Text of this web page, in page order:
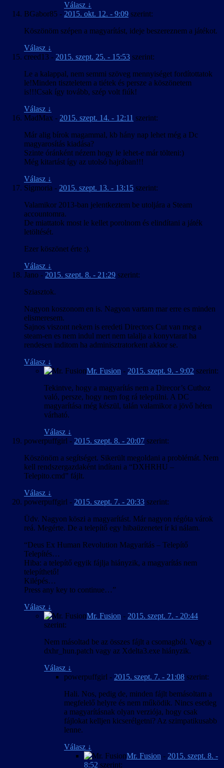
Válasz ↓
BGabor85 - 2015. okt. 12. - 9:09 szerint:
Köszönöm szépen a magyarítást, ideje beszereznem a játékot.
Válasz ↓
creed13 - 2015. szept. 25. - 15:53 szerint:
Le a kalappal, nem semmi szöveg mennyiséget fordítottatok
le!Minden tiszteletem a tiétek és persze a köszönetem
is!!!Csak így tovább, szép volt fiúk!
Válasz ↓
MadMax - 2015. szept. 14. - 12:11 szerint:
Már alig bírok magammal, kb hány nap lehet még a Dc
magyarosítás kiadása?
Szinte óránként nézem hogy le lehet-e már tölteni:)
Még kitartást így az utolsó hajrában!!!
Válasz ↓
Sigmoria - 2015. szept. 13. - 13:15 szerint:
Valamikor 2013-ban jelentkeztem be utoljára a Steam
accountomra.
De miattatok most le kellet porolnom és elindítani a játék
letöltését.
Ezer köszönet érte :).
Válasz ↓
Jano - 2015. szept. 8. - 21:29 szerint:
Sziasztok.
Nagyon koszonom en is. Nagyon vartam mar erre es minden
elismeresem.
Sajnos viszont nekem is eredeti Directors Cut van meg a
steam-en es nem indul mert nem talalja a konyvtarat ha
rendesen inditom ha adminisztratorkent akkor se.
Válasz ↓
Mr. Fusion - 2015. szept. 9. - 9:02 szerint:
Tekintve, hogy a magyarítás nem a Direcor’s Cuthoz
való, persze, hogy nem fog rá települni. A DC
magyarítása még készül, talán valamikor a jövő héten
várható.
Válasz ↓
powerpuffgirl - 2015. szept. 8. - 20:07 szerint:
Köszönöm a segítséget. Sikerült megoldani a problémát. Nem
kell rendszergazdaként indítani a “DXHRHU –
Telepito.cmd” fájlt.
Válasz ↓
powerpuffgirl - 2015. szept. 7. - 20:33 szerint:
Üdv. Nagyon köszi a magyarítást. Már nagyon régóta várok
reá. Megérte. De a telepítő egy hibaüzenetet ír ki nálam.
“Deus Ex Human Revolution Magyarítás – Telepítő
Telepítés…
Hiba: a telepítő egyik fájlja hiányzik, a magyarítás nem
telepíthető!
Kilépés…
Press any key to continue…”
Válasz ↓
Mr. Fusion - 2015. szept. 7. - 20:44
szerint:
Nem másoltad be az összes fájlt a csomagból. Vagy a
dxhr_hun.patch vagy az Xdelta3.exe hiányzik.
Válasz ↓
powerpuffgirl - 2015. szept. 7. - 21:08 szerint:
Hali. Nos, pedig de, minden fájlt bemásoltam a
megfelelő helyre és nem működik. Nincs esetleg
a magyarításnak olyan verziója, hogy csak
fájlokat kelljen kicserélgetni? Az szimpatikusabb
lenne.
Válasz ↓
Mr. Fusion - 2015. szept. 8. -
8:52 szerint: